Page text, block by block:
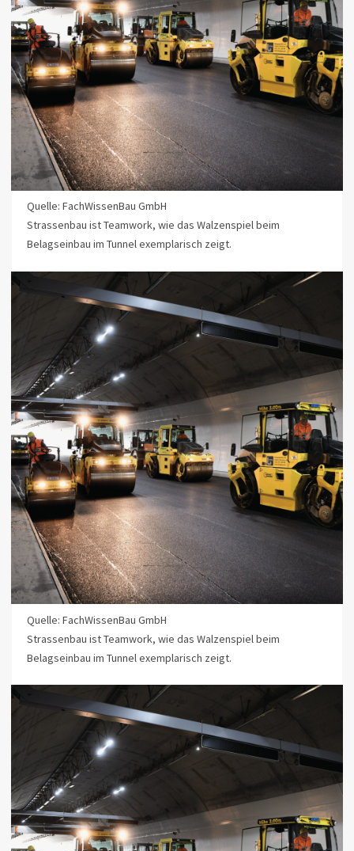
Quelle: FachWissenBau GmbH
Strassenbau ist Teamwork, wie das Walzenspiel beim
Belagseinbau im Tunnel exemplarisch zeigt.
Quelle: FachWissenBau GmbH
Strassenbau ist Teamwork, wie das Walzenspiel beim
Belagseinbau im Tunnel exemplarisch zeigt.